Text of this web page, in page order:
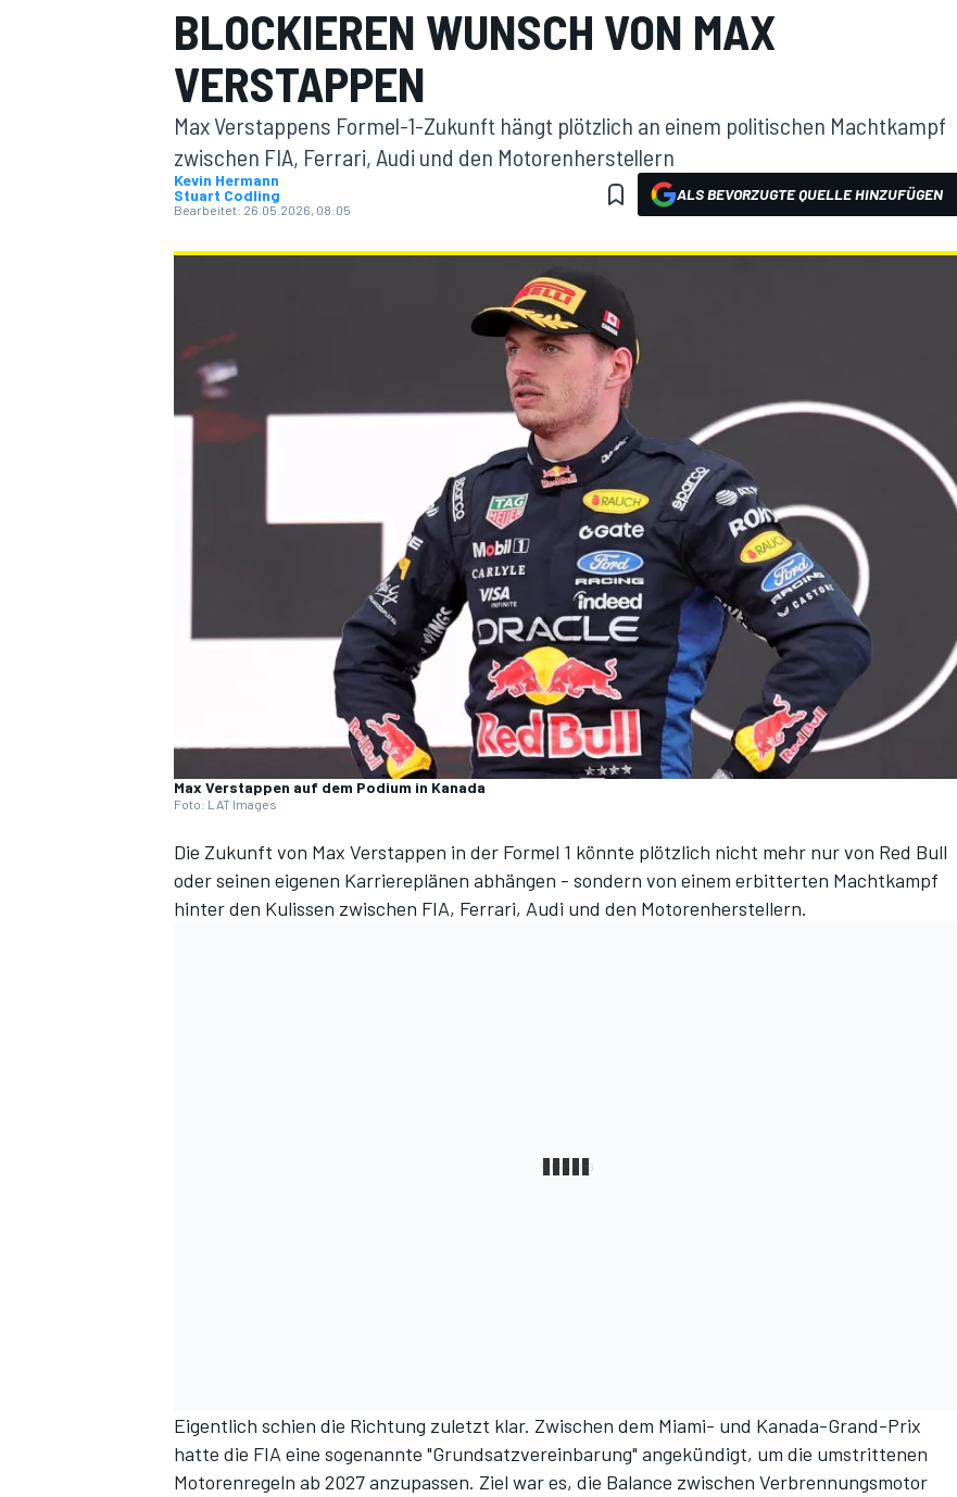
MOTOGP
BLOCKIEREN WUNSCH VON MAX
VERSTAPPEN
Max Verstappens Formel-1-Zukunft hängt plötzlich an einem politischen Machtkampf
zwischen FIA, Ferrari, Audi und den Motorenherstellern
Kevin Hermann
Stuart Codling
Bearbeitet: 26.05.2026, 08:05
ALS BEVORZUGTE QUELLE HINZUFÜGEN
Max Verstappen auf dem Podium in Kanada
Foto: LAT Images
Die Zukunft von Max Verstappen in der Formel 1 könnte plötzlich nicht mehr nur von Red Bull
oder seinen eigenen Karriereplänen abhängen - sondern von einem erbitterten Machtkampf
hinter den Kulissen zwischen FIA, Ferrari, Audi und den Motorenherstellern.
Eigentlich schien die Richtung zuletzt klar. Zwischen dem Miami- und Kanada-Grand-Prix
hatte die FIA eine sogenannte "Grundsatzvereinbarung" angekündigt, um die umstrittenen
Motorenregeln ab 2027 anzupassen. Ziel war es, die Balance zwischen Verbrennungsmotor